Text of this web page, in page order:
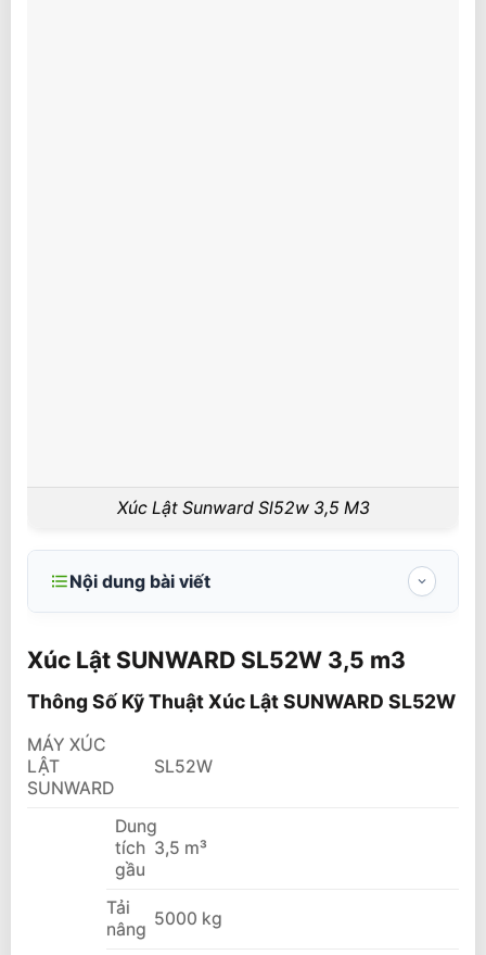
Xúc Lật Sunward Sl52w 3,5 M3
Nội dung bài viết
Thông Số Kỹ Thuật Xúc Lật SUNWARD
SL52W
So Sánh Giá Xúc Lật SL52W Với Một Số
Hãng Xúc Lật Trung Quốc
Liên hệ mua xe xúc Lật SUNWARD SL52W
Video xúc lật SUNWARD SL52W
Xúc Lật SUNWARD SL52W 3,5 m3
Thông Số Kỹ Thuật Xúc Lật SUNWARD SL52W
MÁY XÚC
LẬT
SUNWARD
SL52W
Dung
tích
gầu
3,5 m³
Tải
nâng
5000 kg